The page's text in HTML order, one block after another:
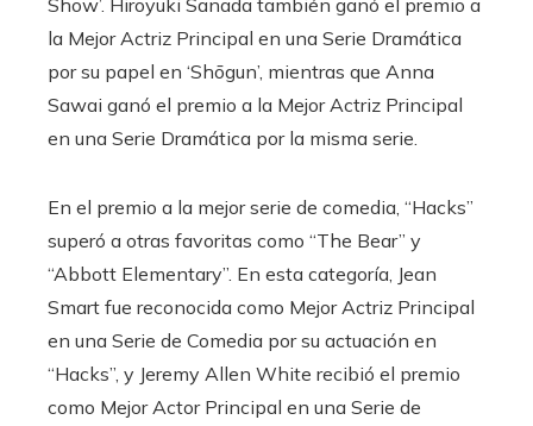
la Mejor Actriz Principal en una Serie Dramática
por su papel en ‘Shōgun’, mientras que Anna
Sawai ganó el premio a la Mejor Actriz Principal
en una Serie Dramática por la misma serie.
En el premio a la mejor serie de comedia, “Hacks”
superó a otras favoritas como “The Bear” y
“Abbott Elementary”. En esta categoría, Jean
Smart fue reconocida como Mejor Actriz Principal
en una Serie de Comedia por su actuación en
“Hacks”, y Jeremy Allen White recibió el premio
como Mejor Actor Principal en una Serie de